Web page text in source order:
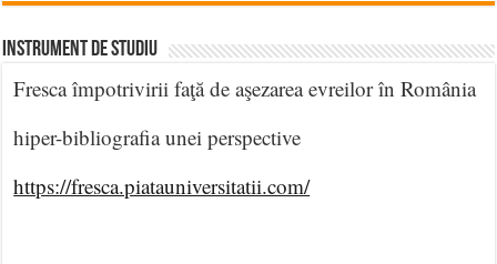
INSTRUMENT DE STUDIU
Fresca împotrivirii faţă de aşezarea evreilor în România
hiper-bibliografia unei perspective
https://fresca.piatauniversitatii.com/